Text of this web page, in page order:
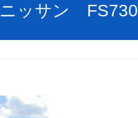
ニッサン FS730